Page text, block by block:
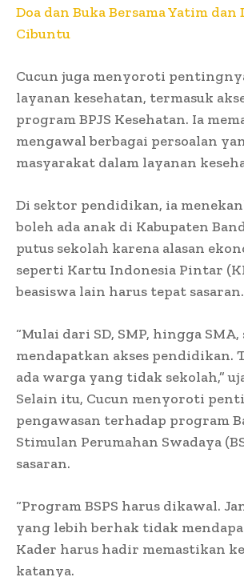
Doa dan Buka Bersama Yatim dan
Cibuntu
Cucun juga menyoroti
layanan kesehatan, termasuk
program BPJS Kesehatan. Ia
mengawal berbagai persoalan
masyarakat dalam layanan
Di sektor pendidikan, ia
boleh ada anak di Kabupaten
putus sekolah karena alasan
seperti Kartu Indonesia Pintar
beasiswa lain harus tepat sasaran.
“Mulai dari SD, SMP, hingga SMA,
mendapatkan akses pendidikan.
ada warga yang tidak sekolah,”
Selain itu, Cucun menyoroti
pengawasan terhadap program
Stimulan Perumahan Swadaya
sasaran.
“Program BSPS harus dikawal.
yang lebih berhak tidak
Kader harus hadir memastikan
katanya.